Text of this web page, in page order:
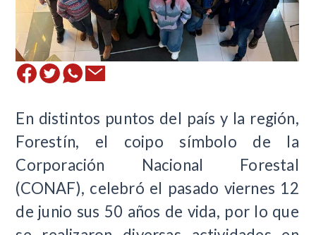
En distintos puntos del país y la región,
Forestín, el coipo símbolo de la
Corporación Nacional Forestal
(CONAF), celebró el pasado viernes 12
de junio sus 50 años de vida, por lo que